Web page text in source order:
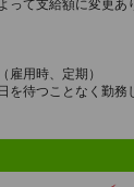
って支給額に変更あ
雇用時、定期）
を待つことなく勤